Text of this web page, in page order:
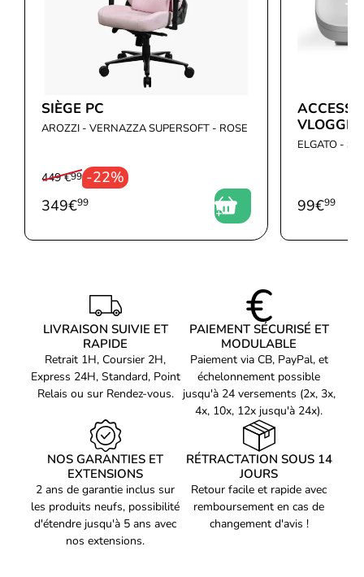
SIÈGE PC
AROZZI - VERNAZZA SUPERSOFT - ROSE
-22%
449 €99
349€99
ELGATO -
99€99
LIVRAISON SUIVIE ET
RAPIDE
Retrait 1H, Coursier 2H,
Express 24H, Standard, Point
Relais ou sur Rendez-vous.
PAIEMENT SÉCURISÉ ET
MODULABLE
Paiement via CB, PayPal, et
échelonnement possible
jusqu'à 24 versements (2x, 3x,
4x, 10x, 12x jusqu'à 24x).
NOS GARANTIES ET
EXTENSIONS
2 ans de garantie inclus sur
les produits neufs, possibilité
d'étendre jusqu'à 5 ans avec
nos extensions.
RÉTRACTATION SOUS 14
JOURS
Retour facile et rapide avec
remboursement en cas de
changement d'avis !